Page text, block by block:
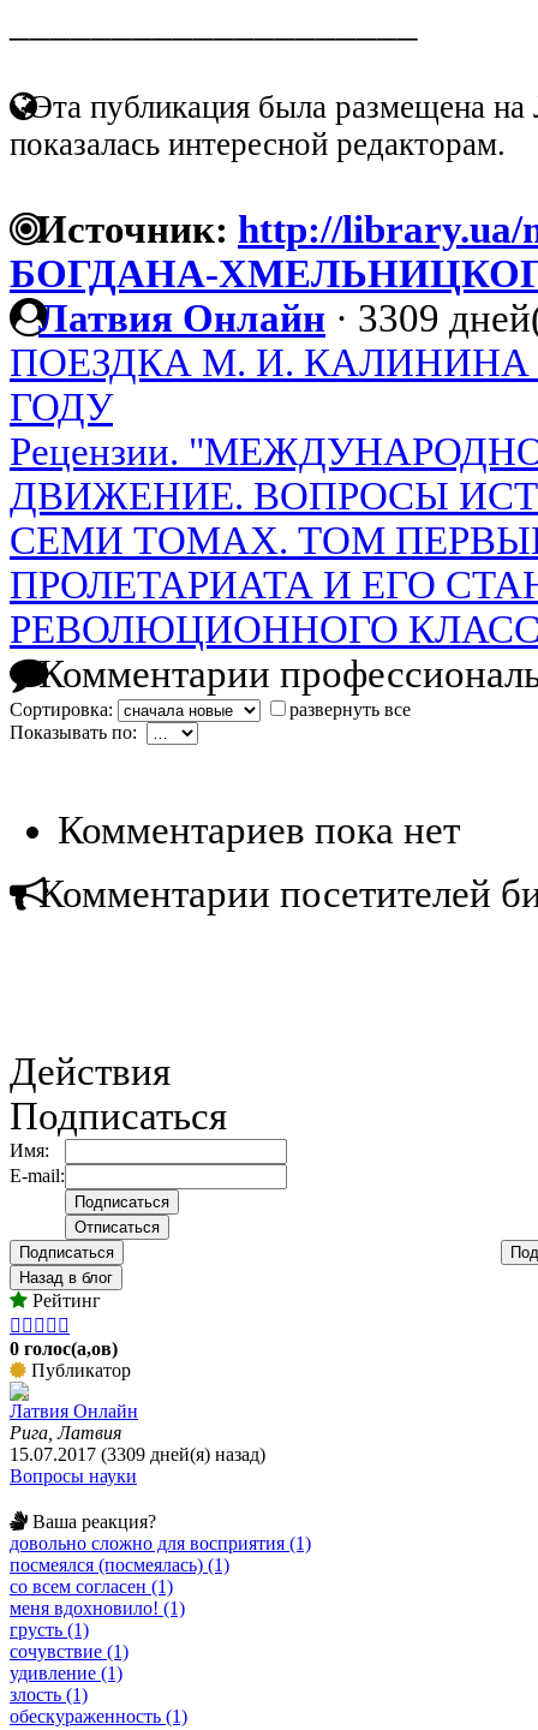
Эта публикация была размещена на
показалась интересной редакторам.
Источник: http://
БОГДАНА-
Латвия Онлайн · 3309
ПОЕЗДКА М. И. КАЛИНИНА
ГОДУ
Рецензии.
ДВИЖЕНИЕ. ВОПРОСЫ
СЕМИ ТОМАХ. ТОМ
ПРОЛЕТАРИАТА И ЕГО
РЕВОЛЮЦИОННОГО
Комментарии
Сортировка:
развернуть все
Показывать по:
Комментариев пока нет
Комментарии посетителей
Действия
Подписаться
Имя:
E-mail:
Подписаться
Назад в блог
Рейтинг
    
0 голос(а,ов)
Публикатор
Латвия Онлайн
Рига, Латвия
15.07.2017 (3309 дней(я) назад)
Вопросы науки
Ваша реакция?
довольно сложно для восприятия (1)
посмеялся (посмеялась) (1)
со всем согласен (1)
меня вдохновило! (1)
грусть (1)
сочувствие (1)
удивление (1)
злость (1)
обескураженность (1)